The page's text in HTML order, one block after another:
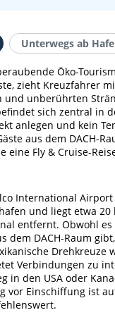
Unterwegs ab
Öko-
zieht Kreuzfahrer
und unberührten
sich zentral in
anlegen und kein
aus dem DACH-
eine Fly & Cruise-
International Airport
und liegt etwa
entfernt. Obwohl es
dem DACH-Raum
Drehkreuze
Verbindungen zu
in den USA oder
vor Einschiffung ist